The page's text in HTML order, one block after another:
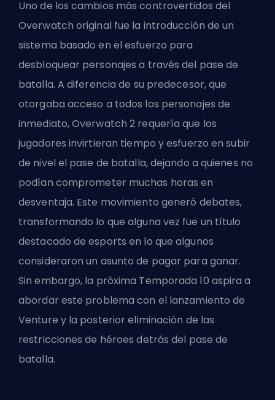
Uno de los cambios más controvertidos del
Overwatch original fue la introducción de un
sistema basado en el esfuerzo para
desbloquear personajes a través del pase de
batalla. A diferencia de su predecesor, que
otorgaba acceso a todos los personajes de
inmediato, Overwatch 2 requería que los
jugadores invirtieran tiempo y esfuerzo en subir
de nivel el pase de batalla, dejando a quienes no
podían comprometer muchas horas en
desventaja. Este movimiento generó debates,
transformando lo que alguna vez fue un título
destacado de esports en lo que algunos
consideraron un asunto de pagar para ganar.
Sin embargo, la próxima Temporada 10 aspira a
abordar este problema con el lanzamiento de
Venture y la posterior eliminación de las
restricciones de héroes detrás del pase de
batalla.